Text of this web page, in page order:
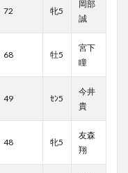
72 牝5
岡部
誠
68 牡5
宮下
瞳
49 ｾﾝ5
今井
貴
48 牝5
友森
翔